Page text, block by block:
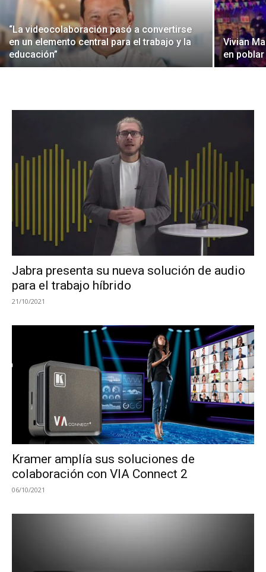
“La videocolaboración pasó a convertirse
en un elemento central para el trabajo y la
educación”
Vivian
en
Jabra presenta su nueva solución de audio
para el trabajo híbrido
21/10/2021
Kramer amplía sus soluciones de
colaboración con VIA Connect 2
06/10/2021